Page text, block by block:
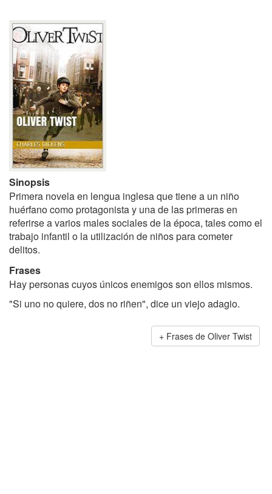
Sinopsis
Primera novela en lengua inglesa que tiene a un niño
huérfano como protagonista y una de las primeras en
referirse a varios males sociales de la época, tales como el
trabajo infantil o la utilización de niños para cometer
delitos.
Frases
Hay personas cuyos únicos enemigos son ellos mismos.
"Si uno no quiere, dos no riñen", dice un viejo adagio.
Frases de Oliver Twist